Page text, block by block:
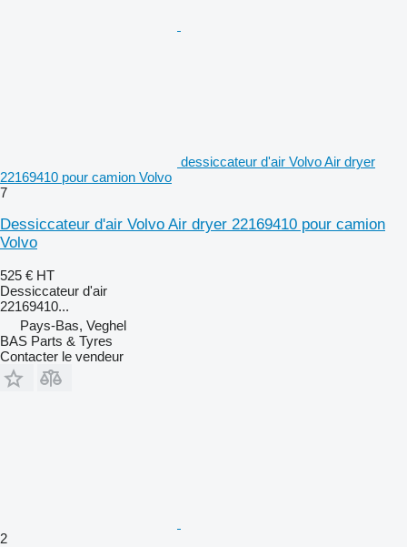
dessiccateur d'air Volvo Air dryer
22169410 pour camion Volvo
7
Dessiccateur d'air Volvo Air dryer 22169410 pour camion
Volvo
525 € HT
Dessiccateur d'air
22169410...
Pays-Bas, Veghel
BAS Parts & Tyres
Contacter le vendeur
2